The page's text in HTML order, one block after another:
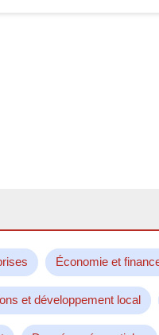
Économie et
et développement local